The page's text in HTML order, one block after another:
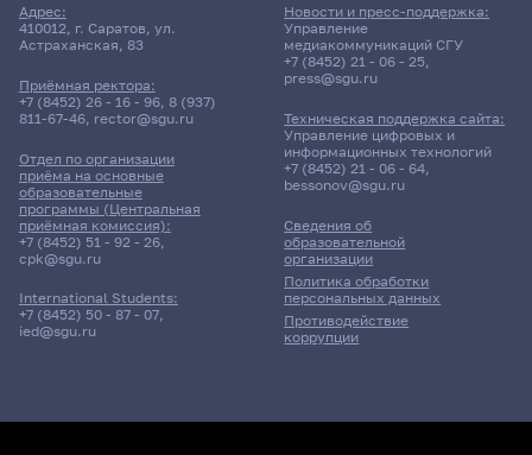
Поиск по темам
Поиск по ключевым словам
Главные
Адрес:
410012, г. Саратов, ул.
Астраханская, 83
Приёмная ректора:
+7 (8452) 26 - 16 - 96, 8 (937)
811-67-46, rector@sgu.ru
Отдел по организации
приёма на основные
образовательные
программы (Центральная
приёмная комиссия):
+7 (8452) 51 - 92 - 26,
cpk@sgu.ru
International Students:
+7 (8452) 50 - 87 - 07,
ied@sgu.ru
Сведения об
образовательной
организации
Политика обработки
персональных данных
Противодействие
коррупции
Новости и пресс-поддержка:
Управление
медиакоммуникаций СГУ
+7 (8452) 21 - 06 - 25,
press@sgu.ru
Техническая поддержка сайта:
Управление цифровых и
информационных технологий
+7 (8452) 21 - 06 - 64,
bessonov@sgu.ru